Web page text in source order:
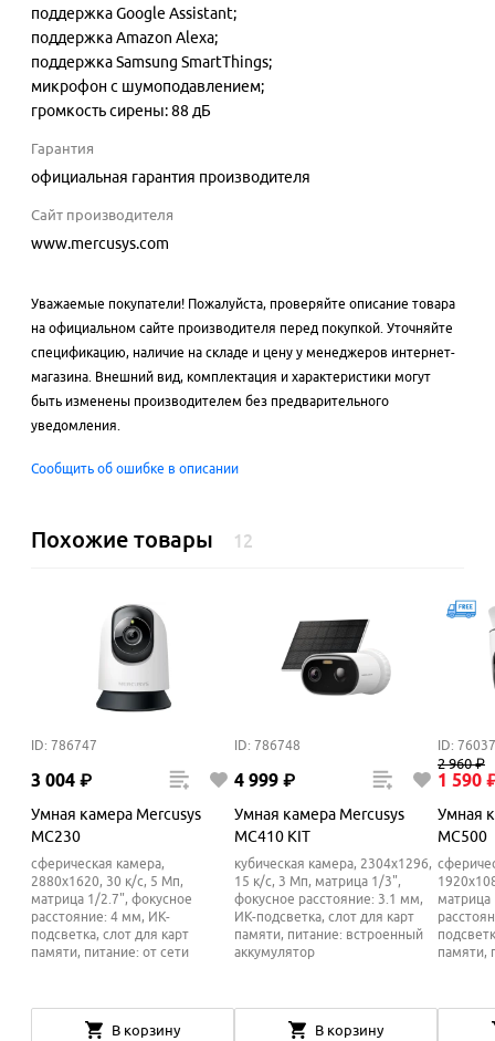
поддержка Google Assistant;
поддержка Amazon Alexa;
поддержка Samsung SmartThings;
микрофон с шумоподавлением;
громкость сирены: 88 дБ
Гарантия
официальная гарантия производителя
Сайт производителя
www.mercusys.com
Уважаемые покупатели! Пожалуйста, проверяйте описание товара
на официальном сайте производителя перед покупкой. Уточняйте
спецификацию, наличие на складе и цену у менеджеров интернет-
магазина. Внешний вид, комплектация и характеристики могут
быть изменены производителем без предварительного
уведомления.
Сообщить об ошибке в описании
Похожие товары 12
ID: 786747
3 004 ₽
Умная камера Mercusys
MC230
сферическая камера,
2880x1620, 30 к/с, 5 Мп,
матрица 1/2.7", фокусное
расстояние: 4 мм, ИК-
подсветка, слот для карт
памяти, питание: от сети
В корзину
ID: 786748
4 999 ₽
Умная камера Mercusys
MC410 KIT
кубическая камера, 2304x1296,
15 к/с, 3 Мп, матрица 1/3",
фокусное расстояние: 3.1 мм,
ИК-подсветка, слот для карт
памяти, питание: встроенный
аккумулятор
В корзину
ID:
2 960 ₽
1 590
Умная
MC500
матрица
памяти,